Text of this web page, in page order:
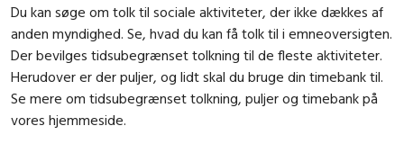
Du kan søge om tolk til sociale aktiviteter, der ikke dækkes af
anden myndighed. Se, hvad du kan få tolk til i emneoversigten.
Der bevilges tidsubegrænset tolkning til de fleste aktiviteter.
Herudover er der puljer, og lidt skal du bruge din timebank til.
Se mere om tidsubegrænset tolkning, puljer og timebank på
vores hjemmeside.